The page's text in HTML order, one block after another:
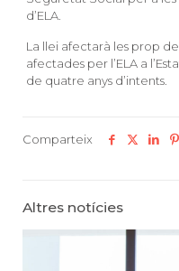
d’ELA.
La llei afectarà les prop
afectades per l’ELA a
de quatre anys d’intents.
Comparteix
Altres notícies